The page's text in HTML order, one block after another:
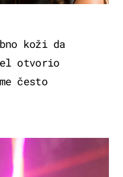
koži da
otvorio
često